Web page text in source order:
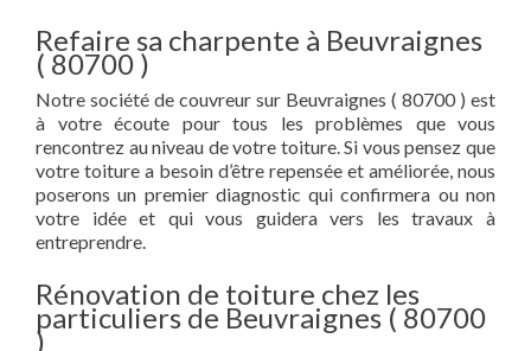
Refaire sa charpente à Beuvraignes
( 80700 )
Notre société de couvreur sur Beuvraignes ( 80700 ) est
à votre écoute pour tous les problèmes que vous
rencontrez au niveau de votre toiture. Si vous pensez que
votre toiture a besoin d’être repensée et améliorée, nous
poserons un premier diagnostic qui confirmera ou non
votre idée et qui vous guidera vers les travaux à
entreprendre.
Rénovation de toiture chez les
particuliers de Beuvraignes ( 80700
)